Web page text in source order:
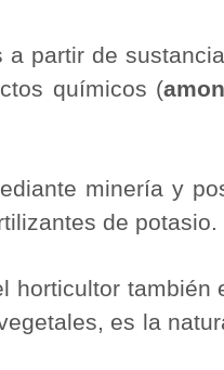
partir de
químicos (
minería y
de potasio.
horticultor también
es la